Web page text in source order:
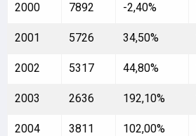
2000 7892 -2,40%
2001 5726 34,50%
2002 5317 44,80%
2003 2636 192,10%
2004 3811 102,00%